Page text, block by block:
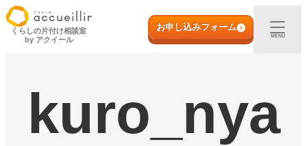
内
容
初めての方へ
宅配買取
くらしの片付け相談室
by アクイール
お申し込みフォーム
MENU
kuro_nya